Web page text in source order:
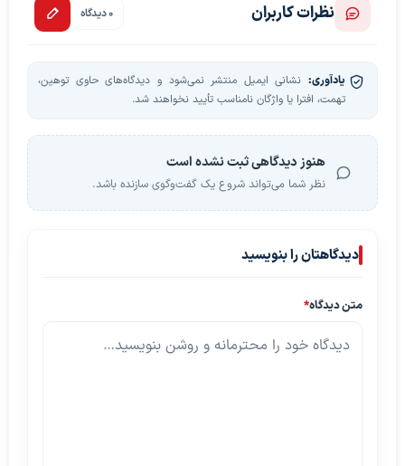
نظرات کاربران 0 دیدگاه
یادآوری: نشانی ایمیل منتشر نمی‌شود و دیدگاه‌های حاوی توهین،
تهمت، افترا یا واژگان نامناسب تأیید نخواهند شد.
هنوز دیدگاهی ثبت نشده است
نظر شما می‌تواند شروع یک گفت‌وگوی سازنده باشد.
دیدگاهتان را بنویسید
متن دیدگاه*